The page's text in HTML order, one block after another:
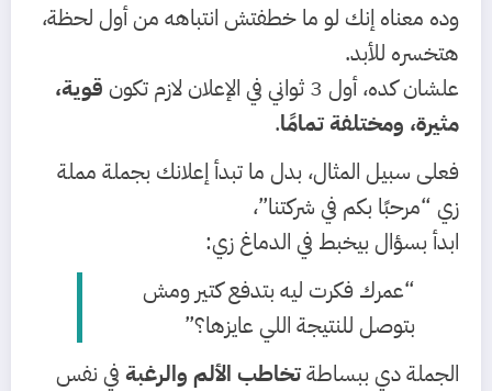
وده معناه إنك لو ما خطفتش انتباهه من أول لحظة،
هتخسره للأبد.
علشان كده، أول 3 ثواني في الإعلان لازم تكون
قوية،
مثيرة، ومختلفة تمامًا.
فعلى سبيل المثال، بدل ما تبدأ إعلانك بجملة مملة
زي “مرحبًا بكم في شركتنا”،
ابدأ بسؤال بيخبط في الدماغ زي:
“عمرك فكرت ليه بتدفع كتير ومش
بتوصل للنتيجة اللي عايزها؟”
الجملة دي ببساطةتخاطب الألم والرغبة في نفس